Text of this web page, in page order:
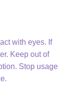
with eyes. If
Keep out of
Stop usage